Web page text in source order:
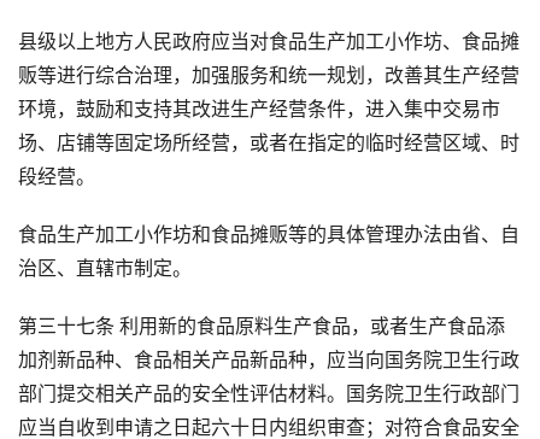
县级以上地方人民政府应当对食品生产加工小作坊、食品摊
贩等进行综合治理，加强服务和统一规划，改善其生产经营
环境，鼓励和支持其改进生产经营条件，进入集中交易市
场、店铺等固定场所经营，或者在指定的临时经营区域、时
段经营。
食品生产加工小作坊和食品摊贩等的具体管理办法由省、自
治区、直辖市制定。
第三十七条 利用新的食品原料生产食品，或者生产食品添
加剂新品种、食品相关产品新品种，应当向国务院卫生行政
部门提交相关产品的安全性评估材料。国务院卫生行政部门
应当自收到申请之日起六十日内组织审查；对符合食品安全